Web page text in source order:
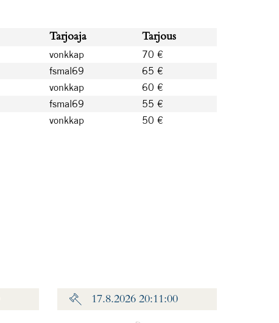
Tarjoaja Tarjous
vonkkap
70 €
fsmal69
65 €
vonkkap
60 €
fsmal69
55 €
vonkkap 50 €
17.8.2026 20:11:00